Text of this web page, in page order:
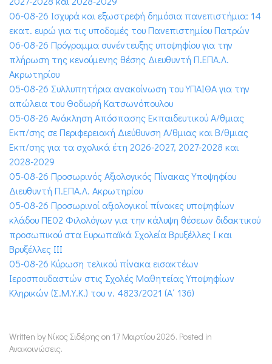
06-08-26 Ισχυρά και εξωστρεφή δημόσια πανεπιστήμια: 14
εκατ. ευρώ για τις υποδομές του Πανεπιστημίου Πατρών
06-08-26 Πρόγραμμα συνέντευξης υποψηφίου για την
πλήρωση της κενούμενης θέσης Διευθυντή Π.ΕΠΑ.Λ.
Ακρωτηρίου
05-08-26 Συλλυπητήρια ανακοίνωση του ΥΠΑΙΘΑ για την
απώλεια του Θοδωρή Κατσωνόπουλου
05-08-26 Ανάκληση Απόσπασης Εκπαιδευτικού Α/θμιας
Εκπ/σης σε Περιφερειακή Διεύθυνση Α/θμιας και Β/θμιας
Εκπ/σης για τα σχολικά έτη 2026-2027, 2027-2028 και
2028-2029
05-08-26 Προσωρινός Αξιολογικός Πίνακας Υποψηφίου
Διευθυντή Π.ΕΠΑ.Λ. Ακρωτηρίου
05-08-26 Προσωρινοί αξιολογικοί πίνακες υποψηφίων
κλάδου ΠΕ02 Φιλολόγων για την κάλυψη θέσεων διδακτικού
προσωπικού στα Ευρωπαϊκά Σχολεία Βρυξέλλες Ι και
Βρυξέλλες ΙΙΙ
05-08-26 Κύρωση τελικού πίνακα εισακτέων
Ιεροσπουδαστών στις Σχολές Μαθητείας Υποψηφίων
Κληρικών (Σ.Μ.Υ.Κ.) του ν. 4823/2021 (Α΄ 136)
Written by Νίκος Σιδέρης on 17 Μαρτίου 2026. Posted in
Ανακοινώσεις.